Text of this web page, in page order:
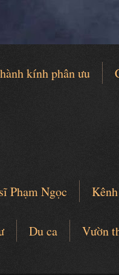
kính phân ưu
Phạm Ngọc
Du ca Vườn